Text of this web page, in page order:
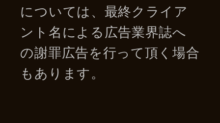
については、最終クライア
ント名による広告業界誌へ
の謝罪広告を行って頂く場合
もあります。